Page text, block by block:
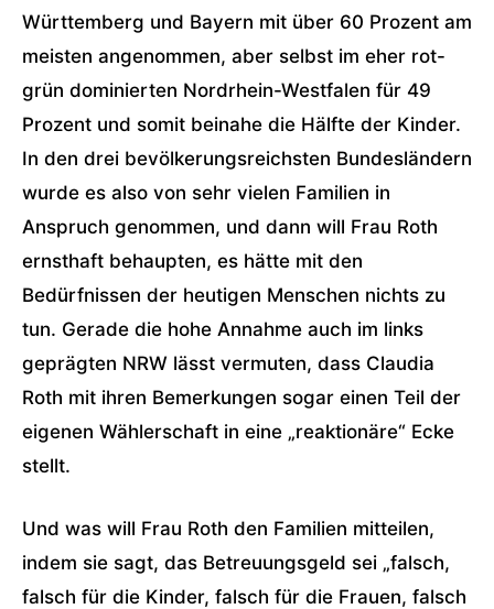
Württemberg und Bayern mit über 60 Prozent am
meisten angenommen, aber selbst im eher rot-
grün dominierten Nordrhein-Westfalen für 49
Prozent und somit beinahe die Hälfte der Kinder.
In den drei bevölkerungsreichsten Bundesländern
wurde es also von sehr vielen Familien in
Anspruch genommen, und dann will Frau Roth
ernsthaft behaupten, es hätte mit den
Bedürfnissen der heutigen Menschen nichts zu
tun. Gerade die hohe Annahme auch im links
geprägten NRW lässt vermuten, dass Claudia
Roth mit ihren Bemerkungen sogar einen Teil der
eigenen Wählerschaft in eine „reaktionäre“ Ecke
stellt.
Und was will Frau Roth den Familien mitteilen,
indem sie sagt, das Betreuungsgeld sei „falsch,
falsch für die Kinder, falsch für die Frauen, falsch